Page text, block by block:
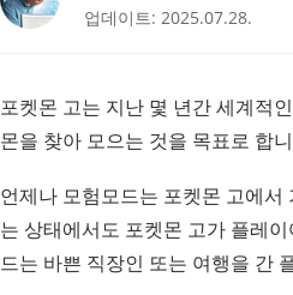
업데이트: 2025.07.28.
포켓몬 고는 지난 몇 년간 세계적
몬을 찾아 모으는 것을 목표로 합
언제나 모험모드는 포켓몬 고에
는 상태에서도 포켓몬 고가 플레
드는 바쁜 직장인 또는 여행을 간